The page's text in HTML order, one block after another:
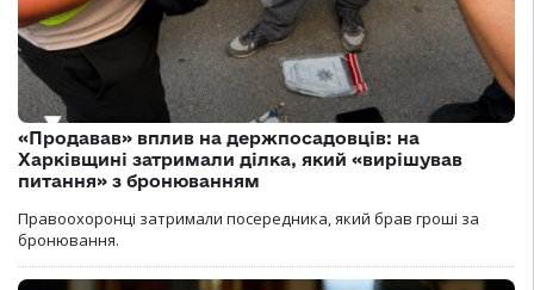
«Продавав» вплив на держпосадовців: на
Харківщині затримали ділка, який «вирішував
питання» з бронюванням
Правоохоронці затримали посередника, який брав гроші за
бронювання.